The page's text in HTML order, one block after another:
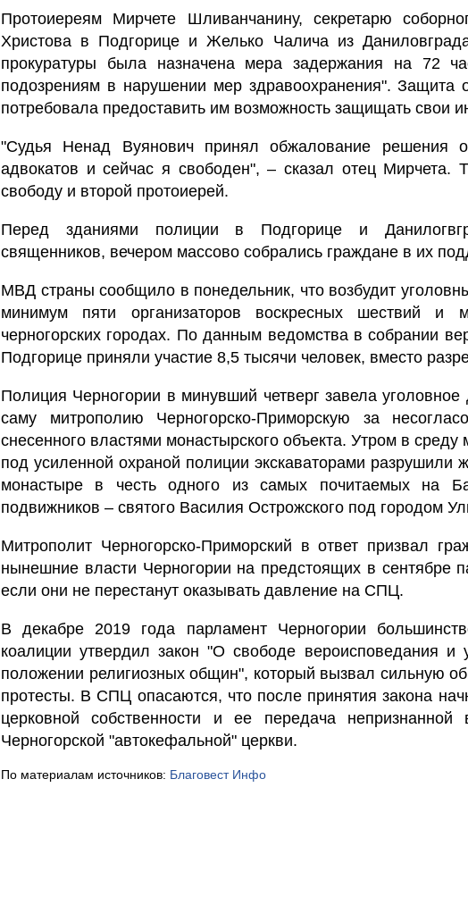
Протоиереям Мирчете Шливанчанину, секретарю
Христова в Подгорице и Желько Чалича из
прокуратуры была назначена мера задержания на 72
подозрениям в нарушении мер здравоохранения". Защита
потребовала предоставить им возможность защищать свои
"Судья Ненад Вуянович принял обжалование решения
адвокатов и сейчас я свободен", – сказал отец
свободу и второй протоиерей.
Перед зданиями полиции в Подгорице и
священников, вечером массово собрались граждане в их
МВД страны сообщило в понедельник, что возбудит
минимум пяти организаторов воскресных шествий и
черногорских городах. По данным ведомства в собрании
Подгорице приняли участие 8,5 тысячи человек, вместо
Полиция Черногории в минувший четверг завела
саму митрополию Черногорско-Приморскую за
снесенного властями монастырского объекта. Утром в
под усиленной охраной полиции экскаваторами разрушили
монастыре в честь одного из самых почитаемых на
подвижников – святого Василия Острожского под городом
Митрополит Черногорско-Приморский в ответ призвал
нынешние власти Черногории на предстоящих в сентябре
если они не перестанут оказывать давление на СПЦ.
В декабре 2019 года парламент Черногории
коалиции утвердил закон "О свободе вероисповедания и
положении религиозных общин", который вызвал сильную
протесты. В СПЦ опасаются, что после принятия закона
церковной собственности и ее передача
Черногорской "автокефальной" церкви.
По материалам источников: Благовест Инфо